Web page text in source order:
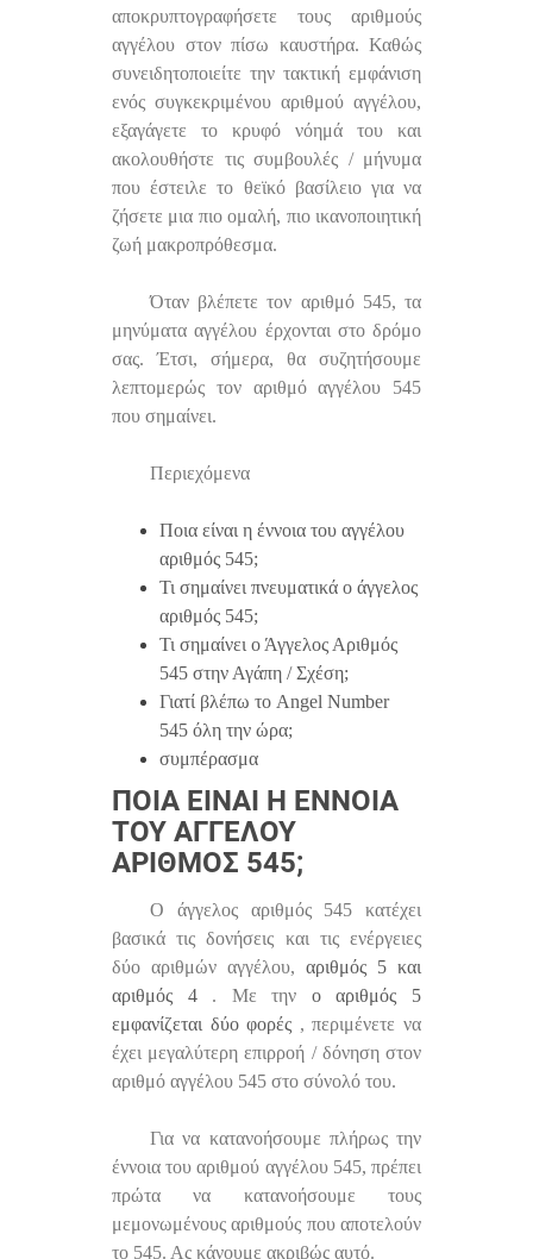
αποκρυπτογραφήσετε τους αριθμούς
αγγέλου στον πίσω καυστήρα. Καθώς
συνειδητοποιείτε την τακτική εμφάνιση
ενός συγκεκριμένου αριθμού αγγέλου,
εξαγάγετε το κρυφό νόημά του και
ακολουθήστε τις συμβουλές / μήνυμα
που έστειλε το θεϊκό βασίλειο για να
ζήσετε μια πιο ομαλή, πιο ικανοποιητική
ζωή μακροπρόθεσμα.
Όταν βλέπετε τον αριθμό 545, τα
μηνύματα αγγέλου έρχονται στο δρόμο
σας. Έτσι, σήμερα, θα συζητήσουμε
λεπτομερώς τον αριθμό αγγέλου 545
που σημαίνει.
Περιεχόμενα
Ποια είναι η έννοια του αγγέλου
αριθμός 545;
Τι σημαίνει πνευματικά ο άγγελος
αριθμός 545;
Τι σημαίνει ο Άγγελος Αριθμός
545 στην Αγάπη / Σχέση;
Γιατί βλέπω το Angel Number
545 όλη την ώρα;
συμπέρασμα
ΠΟΙΑ ΕΊΝΑΙ Η ΈΝΝΟΙΑ
ΤΟΥ ΑΓΓΈΛΟΥ
ΑΡΙΘΜΌΣ 545;
Ο άγγελος αριθμός 545 κατέχει
βασικά τις δονήσεις και τις ενέργειες
δύο αριθμών αγγέλου, αριθμός 5 και
αριθμός 4. Με την ο αριθμός 5
εμφανίζεται δύο φορές , περιμένετε να
έχει μεγαλύτερη επιρροή / δόνηση στον
αριθμό αγγέλου 545 στο σύνολό του.
Για να κατανοήσουμε πλήρως την
έννοια του αριθμού αγγέλου 545, πρέπει
πρώτα να κατανοήσουμε τους
μεμονωμένους αριθμούς που αποτελούν
το 545. Ας κάνουμε ακριβώς αυτό.